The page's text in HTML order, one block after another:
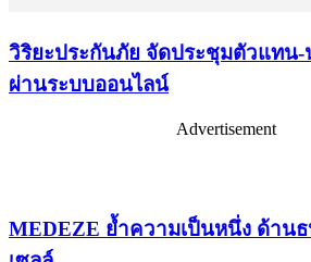
วิริยะประกันภัย จัดประชุมตัวแทน-
ผ่านระบบออนไลน์
Advertisement
MEDEZE ย้ำความเป็นหนึ่ง ด้าน